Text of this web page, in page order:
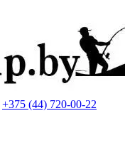
+375 (44) 720-00-22